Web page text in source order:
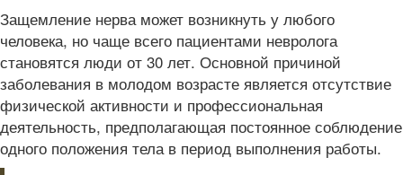
Защемление нерва может возникнуть у любого
человека, но чаще всего пациентами невролога
становятся люди от 30 лет. Основной причиной
заболевания в молодом возрасте является отсутствие
физической активности и профессиональная
деятельность, предполагающая постоянное соблюдение
одного положения тела в период выполнения работы.